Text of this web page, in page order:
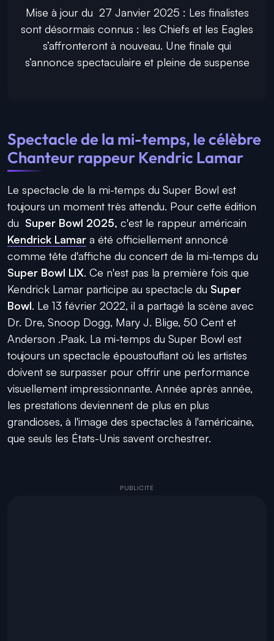
Mise à jour du 27 Janvier 2025 : Les finalistes
sont désormais connus : les Chiefs et les Eagles
s’affronteront à nouveau. Une finale qui
s’annonce spectaculaire et pleine de suspense
Spectacle de la mi-temps, le célèbre
Chanteur rappeur Kendric Lamar
Le spectacle de la mi-temps du Super Bowl est
toujours un moment très attendu. Pour cette édition
du Super Bowl 2025, c'est le rappeur américain
Kendrick Lamar a été officiellement annoncé
comme tête d'affiche du concert de la mi-temps du
Super Bowl LIX. Ce n'est pas la première fois que
Kendrick Lamar participe au spectacle du Super
Bowl. Le 13 février 2022, il a partagé la scène avec
Dr. Dre, Snoop Dogg, Mary J. Blige, 50 Cent et
Anderson .Paak. La mi-temps du Super Bowl est
toujours un spectacle époustouflant où les artistes
doivent se surpasser pour offrir une performance
visuellement impressionnante. Année après année,
les prestations deviennent de plus en plus
grandioses, à l'image des spectacles à l'américaine,
que seuls les États-Unis savent orchestrer.